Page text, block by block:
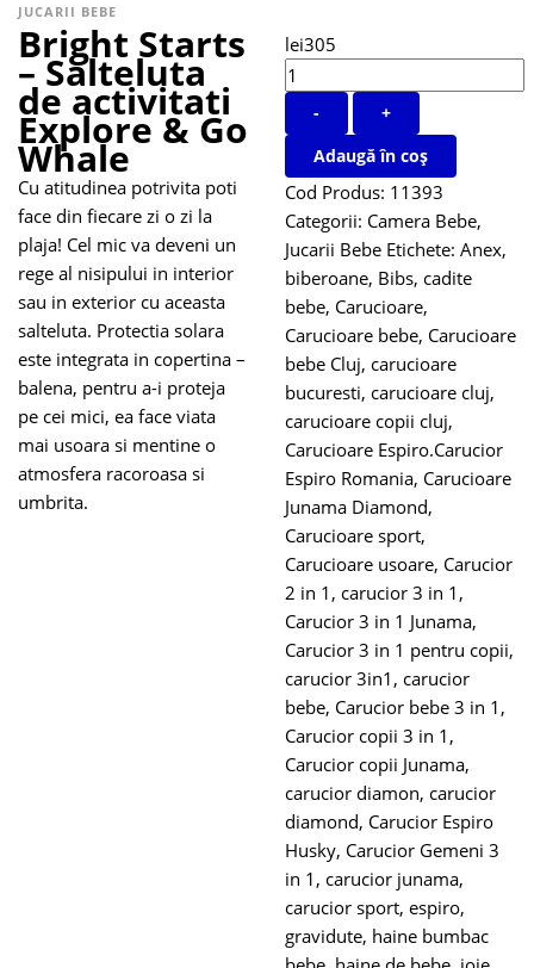
JUCARII BEBE
Bright Starts
– Salteluta
de activitati
Explore & Go
Whale
Cu atitudinea potrivita poti
face din fiecare zi o zi la
plaja! Cel mic va deveni un
rege al nisipului in interior
sau in exterior cu aceasta
salteluta. Protectia solara
este integrata in copertina –
balena, pentru a-i proteja
pe cei mici, ea face viata
mai usoara si mentine o
atmosfera racoroasa si
umbrita.
lei305
-
+
Adaugă în coș
Cod Produs: 11393
Categorii: Camera Bebe,
Jucarii Bebe Etichete: Anex,
biberoane, Bibs, cadite
bebe, Carucioare,
Carucioare bebe, Carucioare
bebe Cluj, carucioare
bucuresti, carucioare cluj,
carucioare copii cluj,
Carucioare Espiro.Carucior
Espiro Romania, Carucioare
Junama Diamond,
Carucioare sport,
Carucioare usoare, Carucior
2 in 1 , carucior 3 in 1 ,
Carucior 3 in 1 Junama,
Carucior 3 in 1 pentru copii,
carucior 3in1 , carucior
bebe, Carucior bebe 3 in 1 ,
Carucior copii 3 in 1 ,
Carucior copii Junama,
carucior diamon, carucior
diamond, Carucior Espiro
Husky, Carucior Gemeni 3
in 1 , carucior junama,
carucior sport, espiro,
gravidute, haine bumbac